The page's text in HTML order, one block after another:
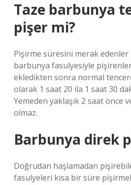
Taze barbunya
pişer mi?
Pişirme süresini merak edenler
barbunya fasulyesiyle
ekledikten sonra normal
olarak 1 saat 20 ila 1 saat 30
Yemeden yaklaşık 2 saat önce
olmaz.
Barbunya direk
Doğrudan haşlamadan
fasulyeleri kısa bir süre